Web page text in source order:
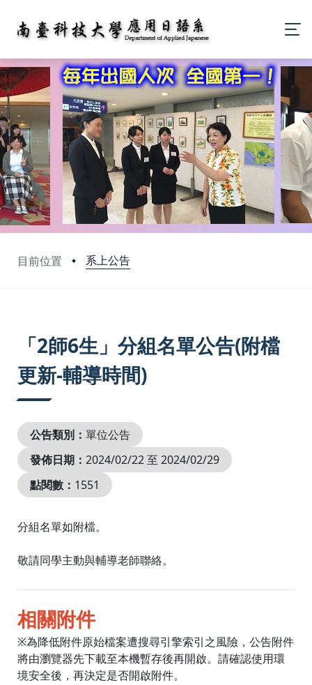
目前位置 系上公告
「2師6生」分組名單公告(附檔
更新-輔導時間)
公告類別： 單位公告
發佈日期： 2024/02/22 至 2024/02/29
點閱數： 1551
分組名單如附檔。
敬請同學主動與輔導老師聯絡。
相關附件
※為降低附件原始檔案遭搜尋引擎索引之風險，公告附件
將由瀏覽器先下載至本機暫存後再開啟。請確認使用環
境安全後，再決定是否開啟附件。